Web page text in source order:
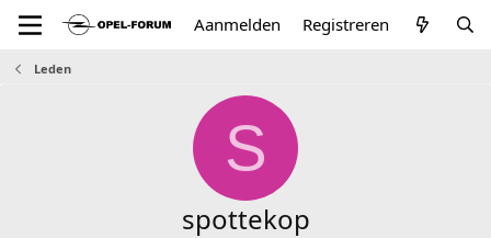
Aanmelden Registreren
Leden
S
spottekop